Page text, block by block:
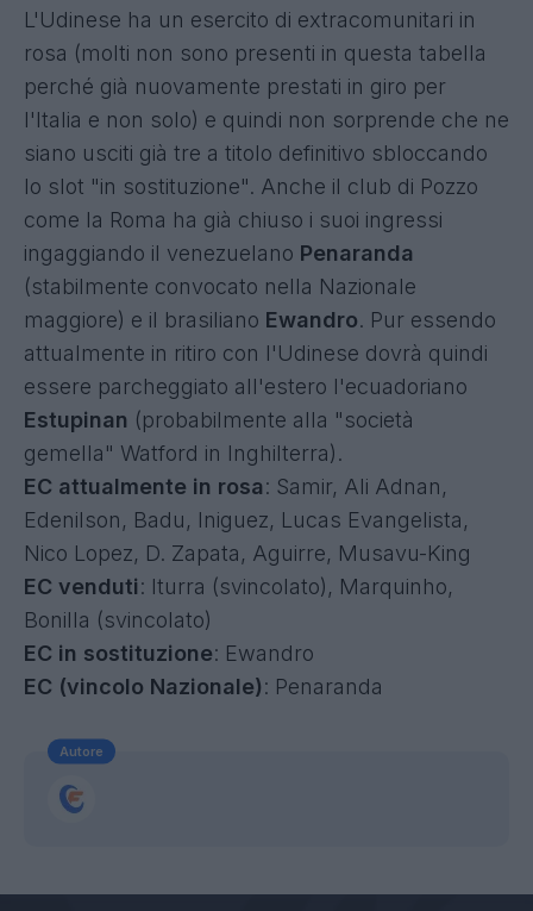
L'Udinese ha un esercito di extracomunitari in
rosa (molti non sono presenti in questa tabella
perché già nuovamente prestati in giro per
l'Italia e non solo) e quindi non sorprende che ne
siano usciti già tre a titolo definitivo sbloccando
lo slot "in sostituzione". Anche il club di Pozzo
come la Roma ha già chiuso i suoi ingressi
ingaggiando il venezuelano Penaranda
(stabilmente convocato nella Nazionale
maggiore) e il brasiliano Ewandro. Pur essendo
attualmente in ritiro con l'Udinese dovrà quindi
essere parcheggiato all'estero l'ecuadoriano
Estupinan (probabilmente alla "società
gemella" Watford in Inghilterra).
EC attualmente in rosa: Samir, Ali Adnan,
Edenilson, Badu, Iniguez, Lucas Evangelista,
Nico Lopez, D. Zapata, Aguirre, Musavu-King
EC venduti: Iturra (svincolato), Marquinho,
Bonilla (svincolato)
EC in sostituzione: Ewandro
EC (vincolo Nazionale): Penaranda
Autore